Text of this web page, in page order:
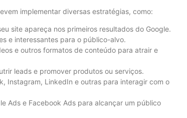
implementar diversas estratégias, como:
site apareça nos primeiros resultados do Google.
e interessantes para o público-alvo.
e outros formatos de conteúdo para atrair e
leads e promover produtos ou serviços.
Instagram, LinkedIn e outras para interagir com o
Ads e Facebook Ads para alcançar um público